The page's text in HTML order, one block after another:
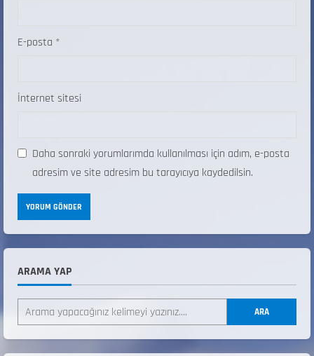
E-posta *
İnternet sitesi
Daha sonraki yorumlarımda kullanılması için adım, e-posta
adresim ve site adresim bu tarayıcıya kaydedilsin.
ARAMA YAP
ARA
2
ŞAMPİYONASI
22 Temmuz 2026